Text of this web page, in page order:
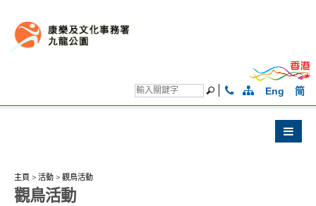
Eng 简
主頁 > 活動 > 觀鳥活動
觀鳥活動